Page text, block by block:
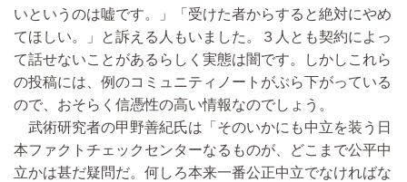
いというのは嘘です。」「受けた者からすると絶対にやめ
てほしい。」と訴える人もいました。３人とも契約によっ
て話せないことがあるらしく実態は闇です。しかしこれら
の投稿には、例のコミュニティノートがぶら下がっている
ので、おそらく信憑性の高い情報なのでしょう。
武術研究者の甲野善紀氏は「そのいかにも中立を装う日
本ファクトチェックセンターなるものが、どこまで公平中
立かは甚だ疑問だ。何しろ本来一番公正中立でなければな